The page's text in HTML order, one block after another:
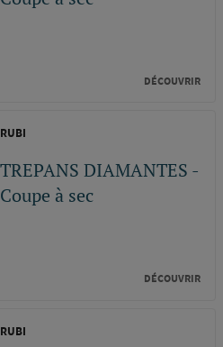
DÉCOUVRIR
RUBI
TREPANS DIAMANTES -
Coupe à sec
DÉCOUVRIR
RUBI